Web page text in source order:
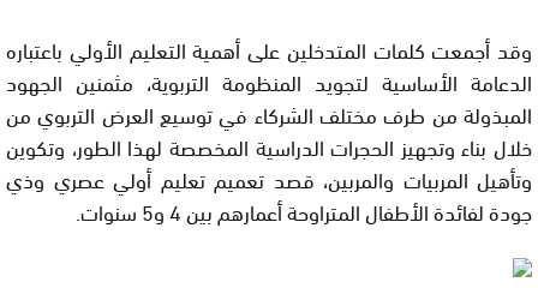
وقد أجمعت كلمات المتدخلين على أهمية التعليم الأولي باعتباره
الدعامة الأساسية لتجويد المنظومة التربوية، مثمنين الجهود
المبذولة من طرف مختلف الشركاء في توسيع العرض التربوي من
خلال بناء وتجهيز الحجرات الدراسية المخصصة لهذا الطور، وتكوين
وتأهيل المربيات والمربين، قصد تعميم تعليم أولي عصري وذي
جودة لفائدة الأطفال المتراوحة أعمارهم بين 4 و5 سنوات.